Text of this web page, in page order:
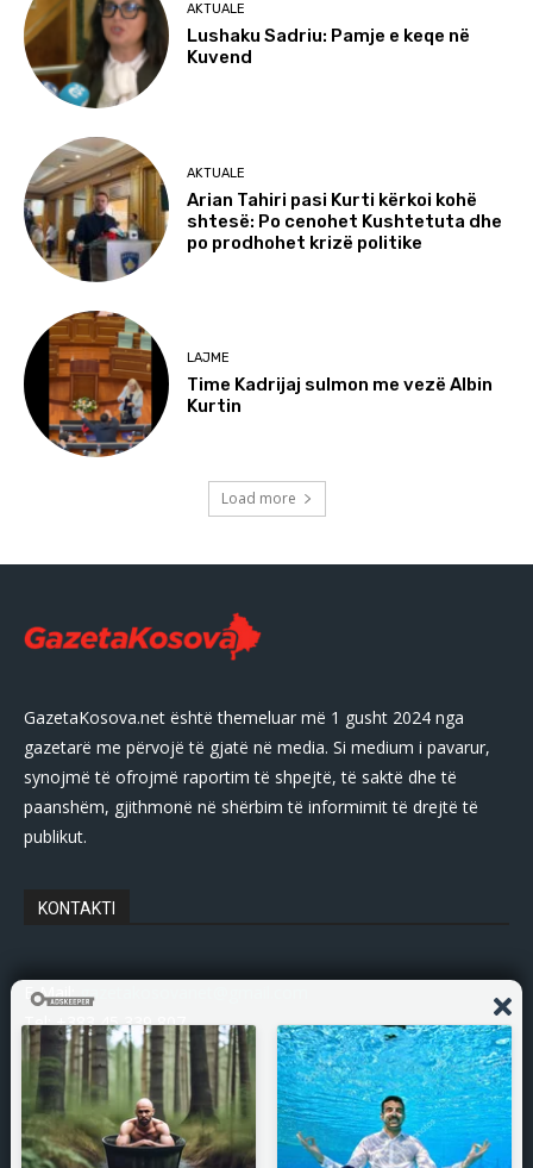
AKTUALE
Lushaku Sadriu: Pamje e keqe në
Kuvend
AKTUALE
Arian Tahiri pasi Kurti kërkoi kohë
shtesë: Po cenohet Kushtetuta dhe
po prodhohet krizë politike
LAJME
Time Kadrijaj sulmon me vezë Albin
Kurtin
Load more
GazetaKosova.net është themeluar më 1 gusht 2024 nga
gazetarë me përvojë të gjatë në media. Si medium i pavarur,
synojmë të ofrojmë raportim të shpejtë, të saktë dhe të
paanshëm, gjithmonë në shërbim të informimit të drejtë të
publikut.
KONTAKTI
E-Mail:gazetakosovanet@gmail.com
Tel: +383 45 339 807